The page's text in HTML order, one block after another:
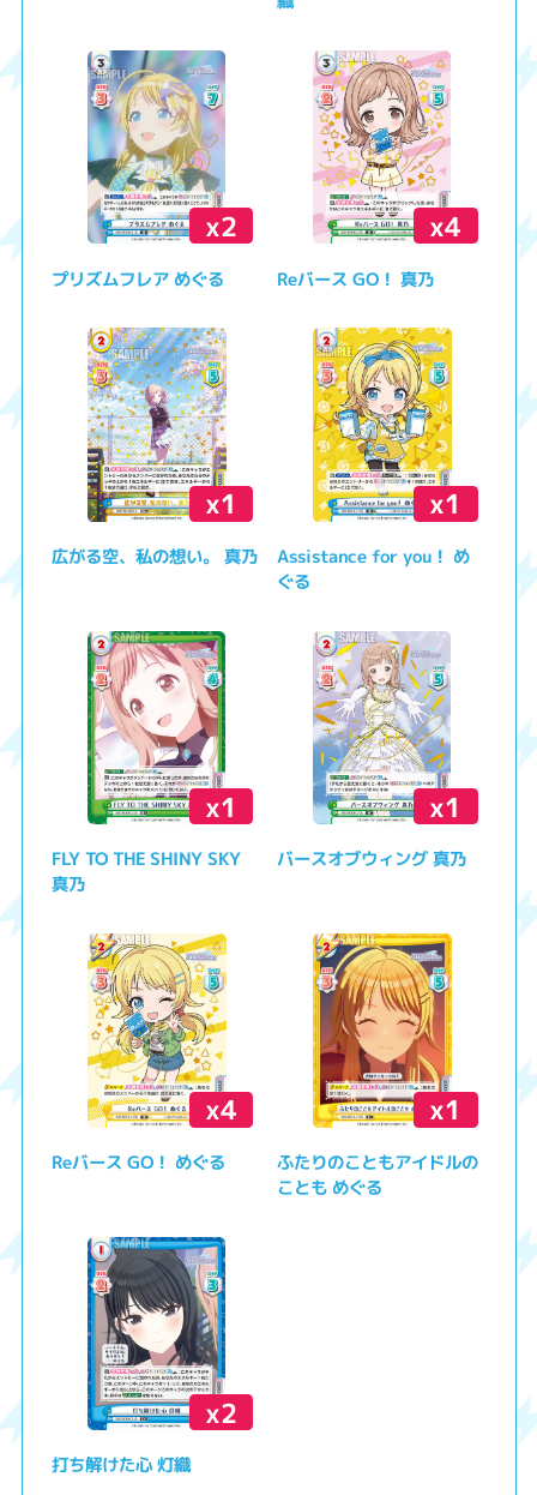
x2
プリズムフレア めぐる
x4
Reバース GO！ 真乃
x1
広がる空、私の想い。 真乃
x1
Assistance for you！ め
ぐる
x1
FLY TO THE SHINY SKY
真乃
x1
バースオブウィング 真乃
x4
Reバース GO！ めぐる
x1
ふたりのこともアイドルの
ことも めぐる
x2
打ち解けた心 灯織